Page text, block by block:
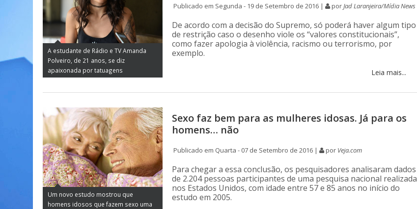
A estudante de Rádio e TV Amanda
Polveiro, de 21 anos, se diz
apaixonada por tatuagens
Publicado em Segunda - 19 de Setembro de 2016 | porJad Laranjeira/Mídia News
De acordo com a decisão do Supremo, só poderá haver algum tipo
de restrição caso o desenho viole os “valores constitucionais”,
como fazer apologia à violência, racismo ou terrorismo, por
exemplo.
Leia mais...
Um novo estudo mostrou que
homens idosos que fazem sexo uma
Sexo faz bem para as mulheres idosas. Já para os
homens… não
Publicado em Quarta - 07 de Setembro de 2016 | por Veja.com
Para chegar a essa conclusão, os pesquisadores analisaram dados
de 2.204 pessoas participantes de uma pesquisa nacional realizada
nos Estados Unidos, com idade entre 57 e 85 anos no início do
estudo em 2005.